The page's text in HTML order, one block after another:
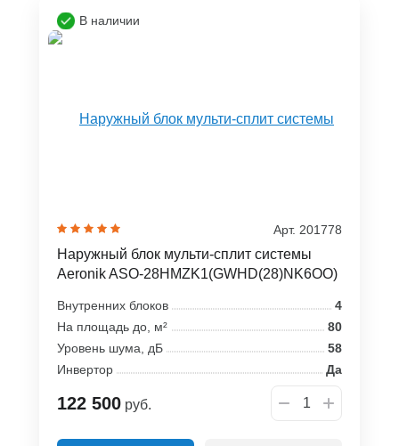
В наличии
Арт. 201778
Наружный блок мульти-сплит системы
Aeronik ASO-28HMZK1(GWHD(28)NK6OO)
Внутренних блоков
4
На площадь до, м²
80
Уровень шума, дБ
58
Инвертор
Да
122 500 руб.